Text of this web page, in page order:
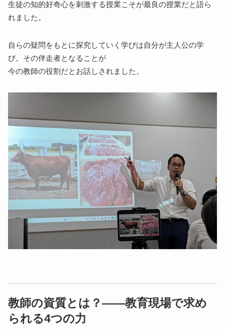
生徒の知的好奇心を刺激する授業こそが最良の授業だと語ら
れました。
自らの疑問をもとに探究していく学びは自分が主人公の学
び。その伴走者となることが
今の教師の役割だとお話しされました。
教師の資質とは？——教育現場で求め
られる4つの力